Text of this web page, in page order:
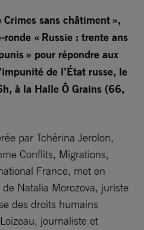
Crimes sans châtiment »,
« Russie : trente ans
» pour répondre aux
de l’État russe, le
à la Halle Ô Grains (66,
par Tchérina Jerolon,
Conflits, Migrations,
France, met en
Natalia Morozova, juriste
des droits humains
journaliste et